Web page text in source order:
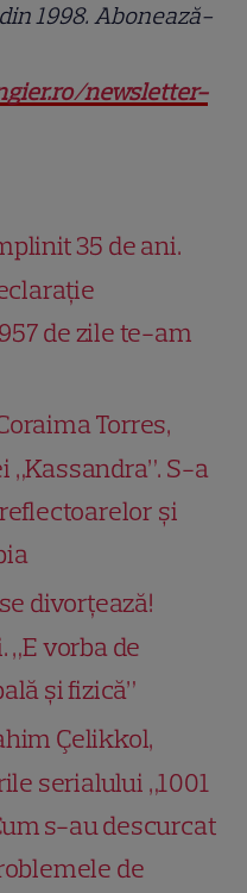
1998. Abonează-
newsletter-
35 de ani.
de zile te-am
Torres,
S-a
și
divorțează!
vorba de
și fizică”
Çelikkol,
serialului „1001
s-au descurcat
de